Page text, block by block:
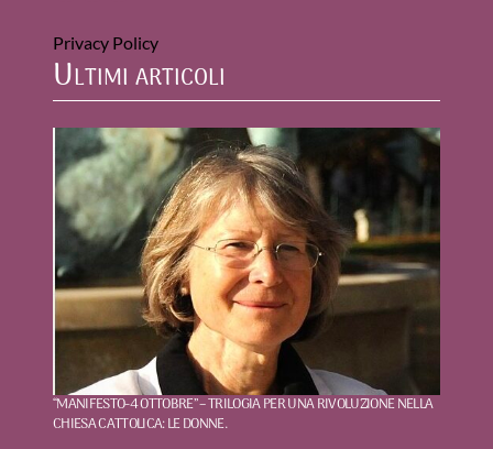
Privacy Policy
Ultimi articoli
“MANIFESTO-4 OTTOBRE” – TRILOGIA PER UNA RIVOLUZIONE NELLA
CHIESA CATTOLICA: LE DONNE.